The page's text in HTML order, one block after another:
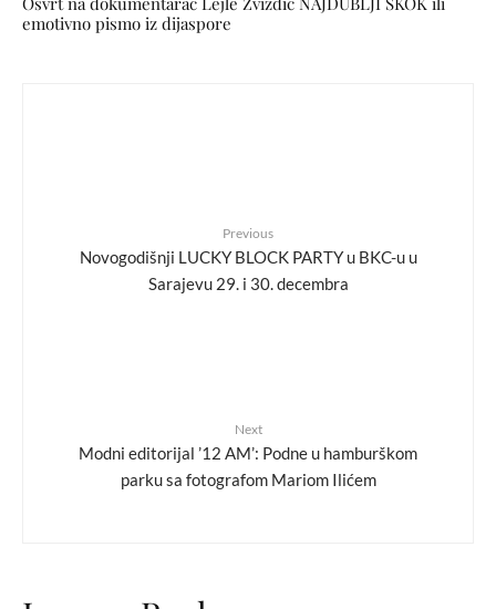
emotivno pismo iz dijaspore
Previous
Novogodišnji LUCKY BLOCK PARTY u BKC-u u
Sarajevu 29. i 30. decembra
Next
Modni editorijal ’12 AM’: Podne u hamburškom
parku sa fotografom Mariom Ilićem